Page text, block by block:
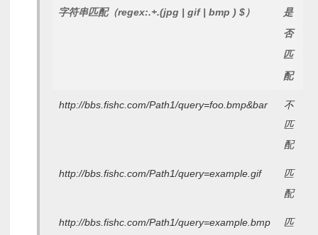
字符串匹配（regex:.+.(jpg | gif | bmp ) $）
是
否
匹
配
http://bbs.fishc.com/Path1/query=foo.bmp&bar
不
匹
配
http://bbs.fishc.com/Path1/query=example.gif
匹
配
http://bbs.fishc.com/Path1/query=example.bmp
匹